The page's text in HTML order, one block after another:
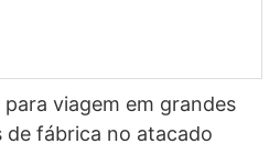
viagem em grandes
de fábrica no atacado